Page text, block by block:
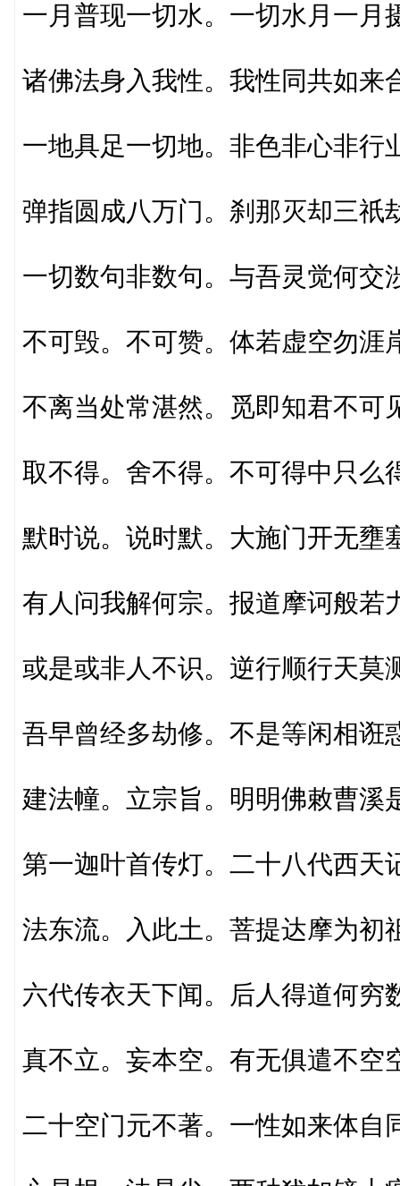
一月普现一切水。一切水月一月
诸佛法身入我性。我性同共如来
一地具足一切地。非色非心非行
弹指圆成八万门。刹那灭却三祇
一切数句非数句。与吾灵觉何交
不可毁。不可赞。体若虚空勿涯
不离当处常湛然。觅即知君不可
取不得。舍不得。不可得中只么
默时说。说时默。大施门开无壅
有人问我解何宗。报道摩诃般若
或是或非人不识。逆行顺行天莫
吾早曾经多劫修。不是等闲相诳
建法幢。立宗旨。明明佛敕曹溪
第一迦叶首传灯。二十八代西天
法东流。入此土。菩提达摩为初
六代传衣天下闻。后人得道何穷
真不立。妄本空。有无俱遣不空
二十空门元不著。一性如来体自